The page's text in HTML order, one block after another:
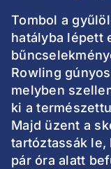
Tombol a
hatályba lépett
Rowling
melyben
ki a
Majd üzent a
tartóztassák le,
pár óra alatt